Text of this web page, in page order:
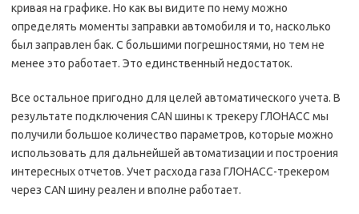
кривая на графике. Но как вы видите по нему можно
определять моменты заправки автомобиля и то, насколько
был заправлен бак. С большими погрешностями, но тем не
менее это работает. Это единственный недостаток.
Все остальное пригодно для целей автоматического учета. В
результате подключения CAN шины к трекеру ГЛОНАСС мы
получили большое количество параметров, которые можно
использовать для дальнейшей автоматизации и построения
интересных отчетов. Учет расхода газа ГЛОНАСС-трекером
через CAN шину реален и вполне работает.